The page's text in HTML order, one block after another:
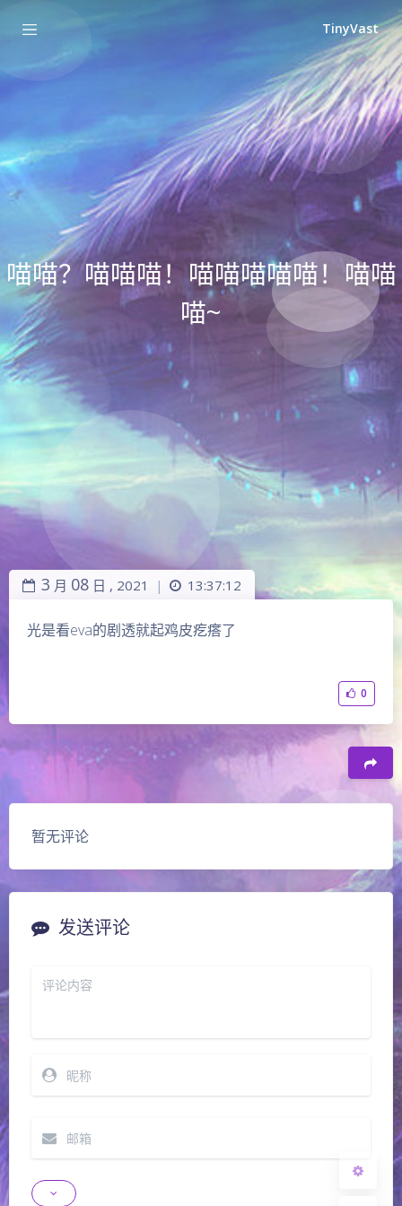
TinyVast
喵喵？喵喵喵！喵喵喵喵喵！喵喵
喵~
夜间模式
深阴影
3 月 08 日 , 2021 | 13:37:12
光是看eva的剧透就起鸡皮疙瘩了
0
暂无评论
发送评论